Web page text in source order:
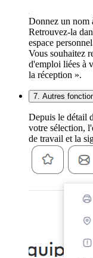
Donnez un nom
Retrouvez-la
espace
Vous souhaitez
d'emploi liées à
la réception ».
7. Autres
Depuis le détail
votre sélection,
de travail et la